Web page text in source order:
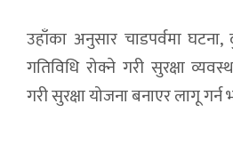
उहाँका अनुसार चाडपर्वमा
गतिविधि रोक्ने गरी सुरक्षा
गरी सुरक्षा योजना बनाएर लागू